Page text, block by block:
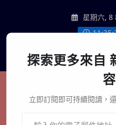
content
星期六, 8
聯絡我們
新北
在地、記憶、
探索更多來自
容
立即訂閱即可持續閱讀，